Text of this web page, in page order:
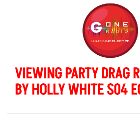
VIEWING PARTY DRAG
BY HOLLY WHITE S04